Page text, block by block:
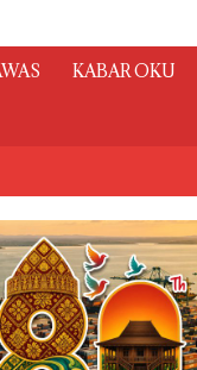
KABAR OKU